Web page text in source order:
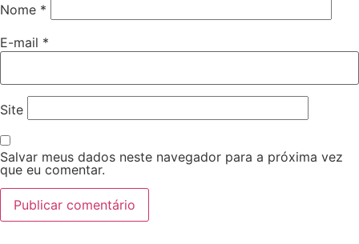
Nome *
E-mail *
Site
Salvar meus dados neste navegador para a próxima vez
que eu comentar.